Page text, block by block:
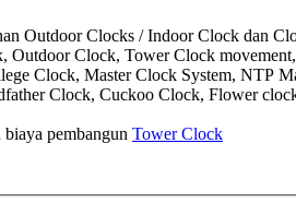
Outdoor Clocks / Indoor Clock dan
Outdoor Clock, Tower Clock
Clock, Master Clock System, NTP
Clock, Cuckoo Clock, Flower
pembangun Tower Clock